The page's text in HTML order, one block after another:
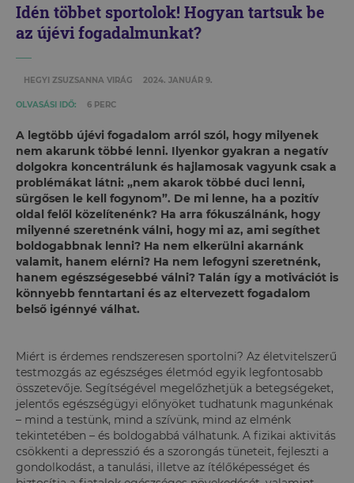
Idén többet sportolok! Hogyan tartsuk be
az újévi fogadalmunkat?
HEGYI ZSUZSANNA VIRÁG 2024. JANUÁR 9.
OLVASÁSI IDŐ: 6 PERC
A legtöbb újévi fogadalom arról szól, hogy milyenek
nem akarunk többé lenni. Ilyenkor gyakran a negatív
dolgokra koncentrálunk és hajlamosak vagyunk csak a
problémákat látni: „nem akarok többé duci lenni,
sürgősen le kell fogynom”. De mi lenne, ha a pozitív
oldal felől közelítenénk? Ha arra fókuszálnánk, hogy
milyenné szeretnénk válni, hogy mi az, ami segíthet
boldogabbnak lenni? Ha nem elkerülni akarnánk
valamit, hanem elérni? Ha nem lefogyni szeretnénk,
hanem egészségesebbé válni? Talán így a motivációt is
könnyebb fenntartani és az eltervezett fogadalom
belső igénnyé válhat.
Miért is érdemes rendszeresen sportolni? Az életvitelszerű
testmozgás az egészséges életmód egyik legfontosabb
összetevője. Segítségével megelőzhetjük a betegségeket,
jelentős egészségügyi előnyöket tudhatunk magunkénak
– mind a testünk, mind a szívünk, mind az elménk
tekintetében – és boldogabbá válhatunk. A fizikai aktivitás
csökkenti a depresszió és a szorongás tüneteit, fejleszti a
gondolkodást, a tanulási, illetve az ítélőképességet és